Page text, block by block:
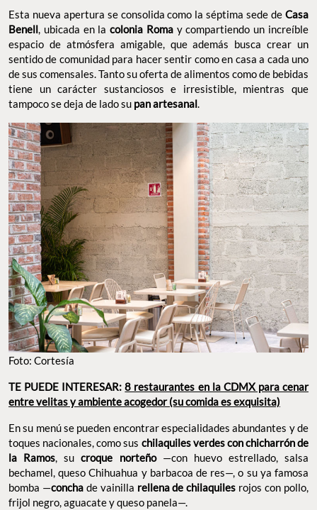
Esta nueva apertura se consolida como la séptima sede de Casa
Benell, ubicada en lacolonia Roma y compartiendo un increíble
espacio de atmósfera amigable, que además busca crear un
sentido de comunidad para hacer sentir como en casa a cada uno
de sus comensales. Tanto su oferta de alimentos como de bebidas
tiene un carácter sustanciosos e irresistible, mientras que
tampoco se deja de lado su pan artesanal.
Foto: Cortesía
TE PUEDE INTERESAR:8 restaurantes en la CDMX para cenar
entre velitas y ambiente acogedor (su comida es exquisita)
En su menú se pueden encontrar especialidades abundantes y de
toques nacionales, como sus chilaquiles verdes con chicharrón de
la Ramos, sucroque norteño—con huevo estrellado, salsa
bechamel, queso Chihuahua y barbacoa de res—, o su ya famosa
bomba —conchade vainilla rellena de chilaquiles rojos con pollo,
frijol negro, aguacate y queso panela—.